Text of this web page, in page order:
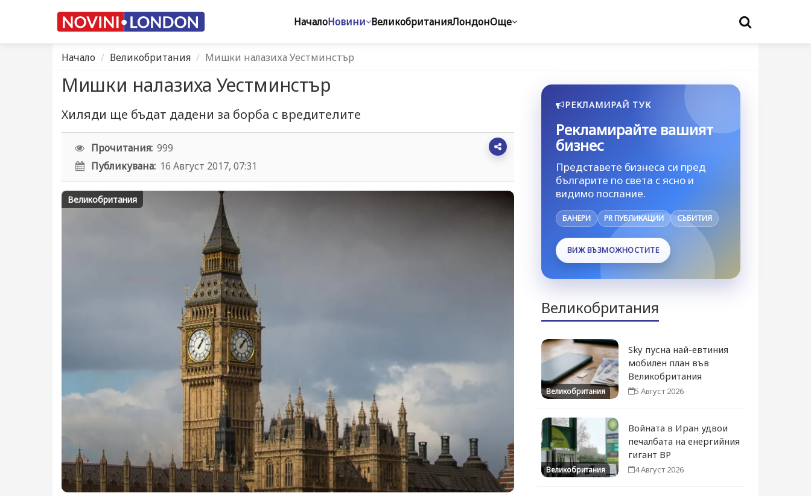
НачалоНовини ВеликобританияЛондонОще
Начало Великобритания Мишки налазиха Уестминстър
Мишки налазиха Уестминстър
Хиляди ще бъдат дадени за борба с вредителите
Прочитания: 999
Публикувана: 16 Август 2017, 07:31
Великобритания
РЕКЛАМИРАЙ ТУК
Рекламирайте вашият
бизнес
Представете бизнеса си пред
българите по света с ясно и
видимо послание.
БАНЕРИ PR ПУБЛИКАЦИИ СЪБИТИЯ
ВИЖ ВЪЗМОЖНОСТИТЕ
Великобритания
Великобритания
Sky пусна най-евтиния
мобилен план във
Великобритания
5 Август 2026
Великобритания
Войната в Иран удвои
печалбата на енергийния
гигант BP
4 Август 2026